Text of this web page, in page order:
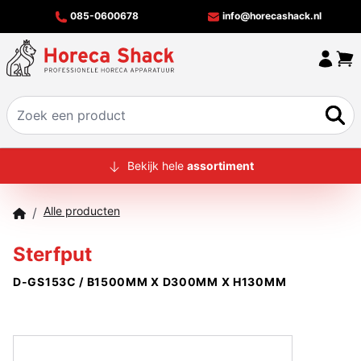
085-0600678 info@horecashack.nl
HOME
OFFERTECHECKER
Bekijk hele assortiment
/ Alle producten
Sterfput
D-GS153C / B1500MM X D300MM X H130MM